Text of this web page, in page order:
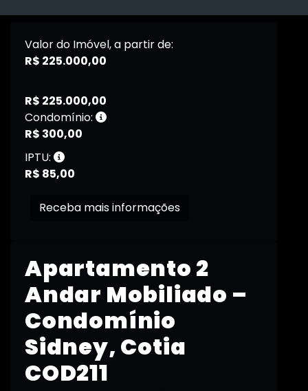
Apartamento 2
Andar Mobiliado –
Condomínio
Sidney, Cotia
COD211
Valor do Imóvel, a partir de:
R$ 225.000,00
R$ 225.000,00
Condomínio:
R$ 300,00
IPTU:
R$ 85,00
Receba mais informações